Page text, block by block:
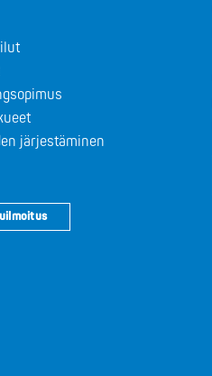
järjestäminen